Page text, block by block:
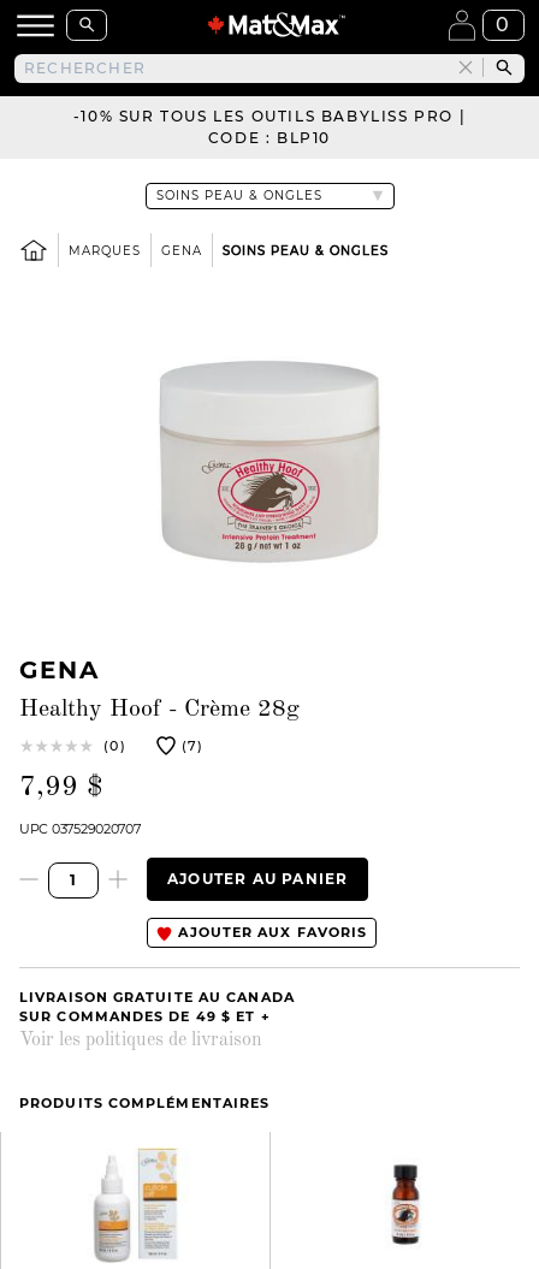
0
-10% SUR TOUS LES OUTILS BABYLISS PRO |
CODE : BLP10
MARQUES GENA SOINS PEAU & ONGLES
GENA
Healthy Hoof - Crème 28g
(0) (7)
7,99 $
UPC 037529020707
AJOUTER AU PANIER
AJOUTER AUX FAVORIS
LIVRAISON GRATUITE AU CANADA
SUR COMMANDES DE 49 $ ET +
Voir les politiques de livraison
PRODUITS COMPLÉMENTAIRES